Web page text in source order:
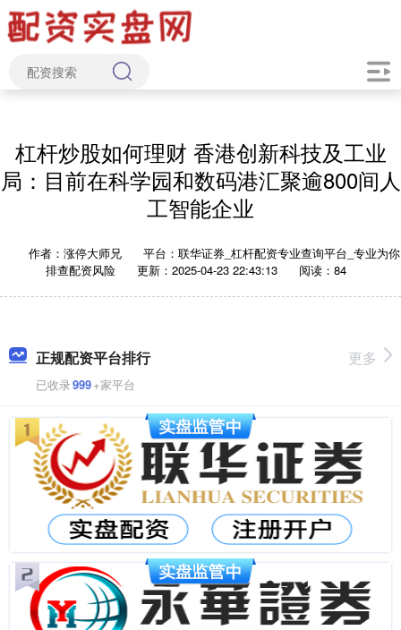
杠杆炒股如何理财 香港创新科技及工业
局：目前在科学园和数码港汇聚逾800间人
工智能企业
作者：涨停大师兄
平台：联华证券_杠杆配资专业查询平台_专业为你
排查配资风险
更新：2025-04-23 22:43:13 阅读：84
正规配资平台排行
已收录999+家平台
更多